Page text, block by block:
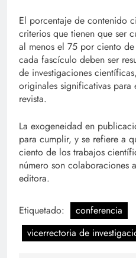
El porcentaje de contenido
criterios que tienen que ser
al menos el 75 por ciento
cada fascículo deben ser
de investigaciones
originales significativas
revista.
La exogeneidad en
para cumplir, y se refiere a
ciento de los trabajos
número son colaboraciones
editora.
Etiquetado: conferencia
vicerrectoria de